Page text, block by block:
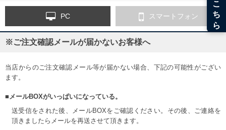
PC スマートフォン
※ご注文確認メールが届かないお客様へ
当店からのご注文確認メール等が届かない場合、下記の可能性がござい
ます。
■メールBOXがいっぱいになっている。
送受信をされた後、メールBOXをご確認ください。その後、ご連絡を
頂きましたらメールを再送させて頂きます。